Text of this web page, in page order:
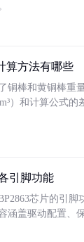
算方法有哪些
铜棒和黄铜棒重
）和计算公式
引脚功能
芯片的引
涵盖驱动配置、